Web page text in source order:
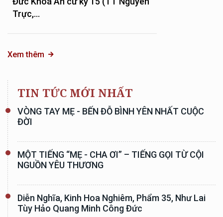
Trực,...
Xem thêm
TIN TỨC MỚI NHẤT
VÒNG TAY MẸ - BẾN ĐỖ BÌNH YÊN NHẤT CUỘC
ĐỜI
MỘT TIẾNG “MẸ - CHA ƠI” – TIẾNG GỌI TỪ CỘI
NGUỒN YÊU THƯƠNG
Diễn Nghĩa, Kinh Hoa Nghiêm, Phẩm 35, Như Lai
Tùy Hảo Quang Minh Công Đức